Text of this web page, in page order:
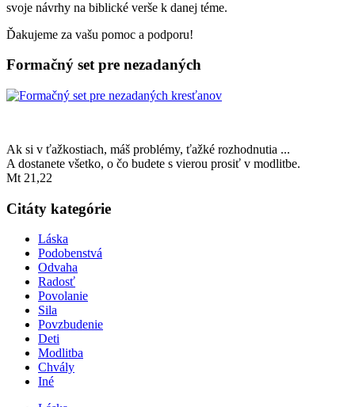
svoje návrhy na biblické verše k danej téme.
Ďakujeme za vašu pomoc a podporu!
Formačný set pre nezadaných
Ak si v ťažkostiach, máš problémy, ťažké rozhodnutia ...
A dostanete všetko, o čo budete s vierou prosiť v modlitbe.
Mt 21,22
Citáty kategórie
Láska
Podobenstvá
Odvaha
Radosť
Povolanie
Sila
Povzbudenie
Deti
Modlitba
Chvály
Iné